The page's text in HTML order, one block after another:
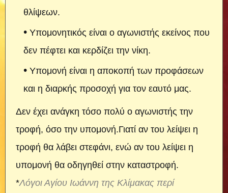
θλίψεων.
Υπομονητικός είναι ο αγωνιστής εκείνος που
δεν πέφτει και κερδίζει την νίκη.
Υπομονή είναι η αποκοπή των προφάσεων
και η διαρκής προσοχή για τον εαυτό μας.
Δεν έχει ανάγκη τόσο πολύ ο αγωνιστής την
τροφή, όσο την υπομονή.Γιατί αν του λείψει η
τροφή θα λάβει στεφάνι, ενώ αν του λείψει η
υπομονή θα οδηγηθεί στην καταστροφή.
*Λόγοι Αγίου Ιωάννη της Κλίμακας περί